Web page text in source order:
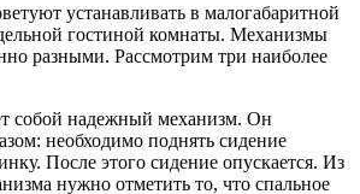
устанавливать в малогабаритной
гостиной комнаты. Механизмы
разными. Рассмотрим три наиболее
собой надежный механизм. Он
необходимо поднять сидение
После этого сидение опускается. Из
нужно отметить то, что спальное